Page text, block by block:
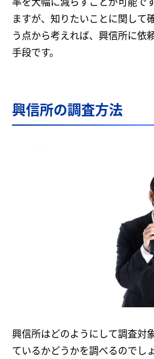
ますが、知りたいことに関して
う点から考えれば、興信所に依
手段です。
興信所の調査方法
興信所はどのようにして調査対
ているかどうかを調べるのでし